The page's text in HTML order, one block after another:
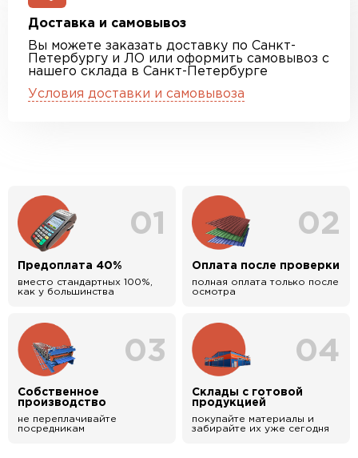
Доставка и самовывоз
Вы можете заказать доставку по Санкт-
Петербургу и ЛО или оформить самовывоз с
нашего склада в Санкт-Петербурге
Условия доставки и самовывоза
01
Предоплата 40%
вместо стандартных 100%,
как у большинства
02
Оплата после проверки
полная оплата только после
осмотра
03
Собственное
производство
не переплачивайте
посредникам
04
Склады с готовой
продукцией
покупайте материалы и
забирайте их уже сегодня